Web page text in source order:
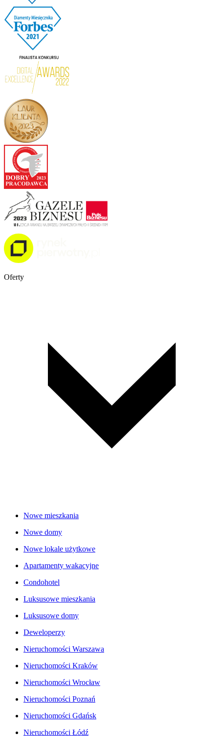
Oferty
Nowe mieszkania
Nowe domy
Nowe lokale użytkowe
Apartamenty wakacyjne
Condohotel
Luksusowe mieszkania
Luksusowe domy
Deweloperzy
Nieruchomości Warszawa
Nieruchomości Kraków
Nieruchomości Wrocław
Nieruchomości Poznań
Nieruchomości Gdańsk
Nieruchomości Łódź